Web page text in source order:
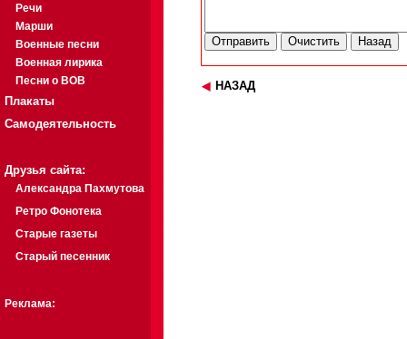
Речи
Марши
Военные песни
Военная лирика
Песни о ВОВ
Плакаты
Самодеятельность
Друзья сайта:
Александра Пахмутова
Ретро Фонотека
Старые газеты
Старый песенник
Реклама:
НАЗАД